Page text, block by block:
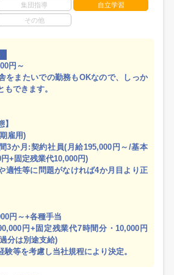
集団指導 自立学習
その他
円～
をまたいでの勤務もOKなので、しっか
もできます。
】
雇用)
3か月:契約社員(月給195,000円～/基本
+固定残業代10,000円)
適性等に問題がなければ4か月目より正
円～+各種手当
円+固定残業代7時間分・10,000円
分は別途支給)
験等を考慮し当社規程により決定。